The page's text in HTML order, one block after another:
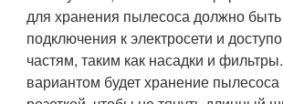
для хранения пылесоса должно
подключения к электросети и
частям, таким как насадки и
вариантом будет хранение